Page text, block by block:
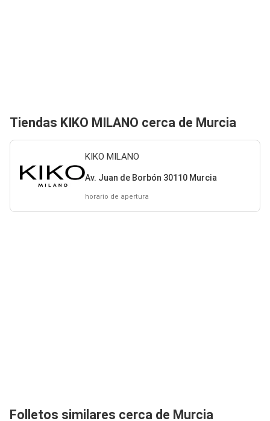
Tiendas KIKO MILANO cerca de Murcia
KIKO MILANO
Av. Juan de Borbón 30110 Murcia
horario de apertura
Folletos similares cerca de Murcia